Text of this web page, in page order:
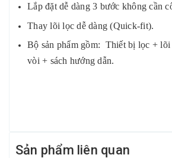
Lắp đặt dễ dàng 3 bước không cần
Thay lõi lọc dễ dàng (Quick-fit).
Bộ sản phẩm gồm: Thiết bị lọc +
vòi + sách hướng dẫn.
Sản phẩm liên quan